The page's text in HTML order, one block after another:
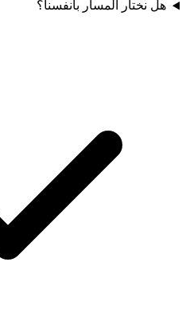
هل نختار المسار بأنفسنا؟